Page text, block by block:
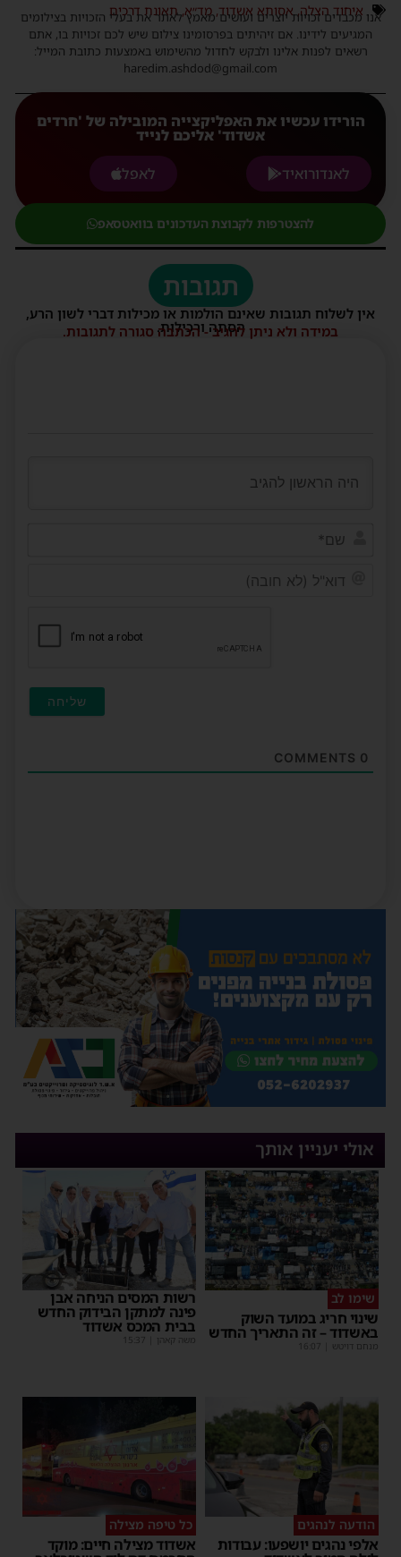
איחוד הצלה,אסותא אשדוד,מד״א,תאונת דרכים
אנו מכבדים זכויות יוצרים ועושים מאמץ לאתר את בעלי הזכויות בצילומים
המגיעים לידינו. אם זיהיתים בפרסומינו צילום שיש לכם זכויות בו, אתם
רשאים לפנות אלינו ולבקש לחדול מהשימוש באמצעות כתובת המייל:
haredim.ashdod@gmail.com
הורידו עכשיו את האפליקצייה המובילה של 'חרדים
אשדוד' אליכם לנייד
לאנדורואיד
לאפל
להצטרפות לקבוצת העדכונים בוואטסאפ
תגובות
אין לשלוח תגובות שאינם הולמות או מכילות דברי לשון הרע,
הסתה ורכילות.
במידה ולא ניתן להגיב - הכתבה סגורה לתגובות.
0
אולי יעניין אותך
שימו לב
שינוי חריג במועד השוק
באשדוד – זה התאריך החדש
מנחם דויטש 16:07
רשות המסים הניחה אבן
פינה למתקן הבידוק החדש
בבית המכס אשדוד
משה קאהן 15:37
הודעה לנהגים
אלפי נהגים יושפעו: עבודות
כל טיפה מצילה
אשדוד מצילה חיים: מוקד